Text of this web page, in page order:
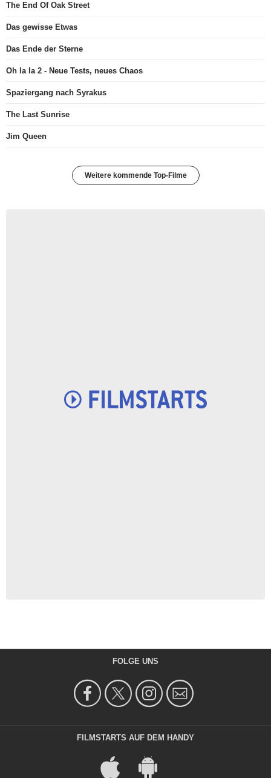
The End Of Oak Street
Das gewisse Etwas
Das Ende der Sterne
Oh la la 2 - Neue Tests, neues Chaos
Spaziergang nach Syrakus
The Last Sunrise
Jim Queen
Weitere kommende Top-Filme
FOLGE UNS
FILMSTARTS AUF DEM HANDY